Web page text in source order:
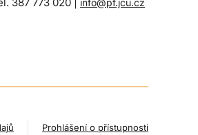
info@pf.jcu.cz
Prohlášení o přístupnosti